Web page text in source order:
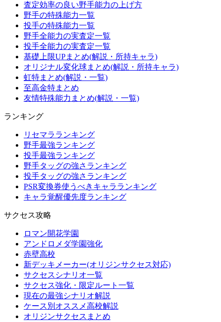
査定効率の良い野手能力の上げ方
野手の特殊能力一覧
投手の特殊能力一覧
野手全能力の実査定一覧
投手全能力の実査定一覧
基礎上限UPまとめ(解説・所持キャラ)
オリジナル変化球まとめ(解説・所持キャラ)
虹特まとめ(解説・一覧)
至高金特まとめ
友情特殊能力まとめ(解説・一覧)
ランキング
リセマラランキング
野手最強ランキング
投手最強ランキング
野手タッグの強さランキング
投手タッグの強さランキング
PSR変換券使うべきキャラランキング
キャラ覚醒優先度ランキング
サクセス攻略
ロマン開花学園
アンドロメダ学園強化
赤壁高校
新デッキメーカー(オリジンサクセス対応)
サクセスシナリオ一覧
サクセス強化・限定ルート一覧
現在の最強シナリオ解説
ケース別オススメ高校解説
オリジンサクセスまとめ